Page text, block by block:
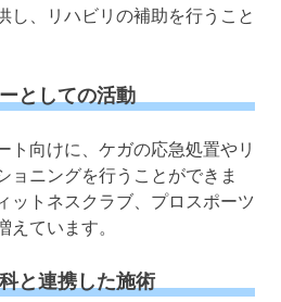
し、リハビリの補助を行うこと
としての活動
ト向けに、ケガの応急処置やリ
ョニングを行うことができま
ットネスクラブ、プロスポーツ
えています。
と連携した施術